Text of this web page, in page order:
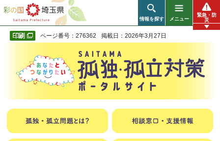
彩の国 埼玉県
情報を探す メニュー
緊急・防
災
ページ番号：276362 掲載日：2026年3月27日